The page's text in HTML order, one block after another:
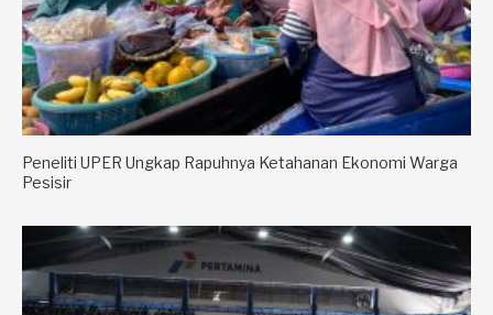
Peneliti UPER Ungkap Rapuhnya Ketahanan Ekonomi Warga
Pesisir